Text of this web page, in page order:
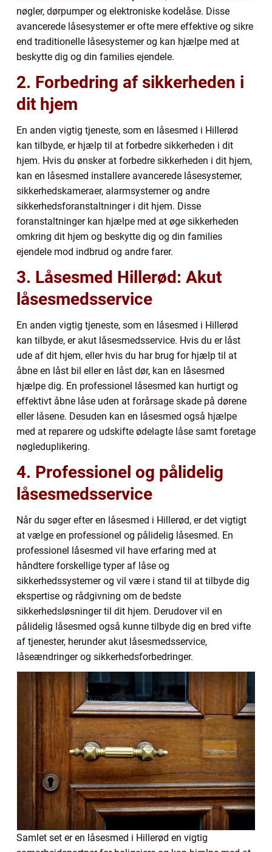
nøgler, dørpumper og elektroniske kodelåse. Disse
avancerede låsesystemer er ofte mere effektive og sikre
end traditionelle låsesystemer og kan hjælpe med at
beskytte dig og din families ejendele.
2. Forbedring af sikkerheden i
dit hjem
En anden vigtig tjeneste, som en låsesmed i Hillerød
kan tilbyde, er hjælp til at forbedre sikkerheden i dit
hjem. Hvis du ønsker at forbedre sikkerheden i dit hjem,
kan en låsesmed installere avancerede låsesystemer,
sikkerhedskameraer, alarmsystemer og andre
sikkerhedsforanstaltninger i dit hjem. Disse
foranstaltninger kan hjælpe med at øge sikkerheden
omkring dit hjem og beskytte dig og din families
ejendele mod indbrud og andre farer.
3. Låsesmed Hillerød: Akut
låsesmedsservice
En anden vigtig tjeneste, som en låsesmed i Hillerød
kan tilbyde, er akut låsesmedsservice. Hvis du er låst
ude af dit hjem, eller hvis du har brug for hjælp til at
åbne en låst bil eller en låst dør, kan en låsesmed
hjælpe dig. En professionel låsesmed kan hurtigt og
effektivt åbne låse uden at forårsage skade på dørene
eller låsene. Desuden kan en låsesmed også hjælpe
med at reparere og udskifte ødelagte låse samt foretage
nøgleduplikering.
4. Professionel og pålidelig
låsesmedsservice
Når du søger efter en låsesmed i Hillerød, er det vigtigt
at vælge en professionel og pålidelig låsesmed. En
professionel låsesmed vil have erfaring med at
håndtere forskellige typer af låse og
sikkerhedssystemer og vil være i stand til at tilbyde dig
ekspertise og rådgivning om de bedste
sikkerhedsløsninger til dit hjem. Derudover vil en
pålidelig låsesmed også kunne tilbyde dig en bred vifte
af tjenester, herunder akut låsesmedsservice,
låseændringer og sikkerhedsforbedringer.
Samlet set er en låsesmed i Hillerød en vigtig